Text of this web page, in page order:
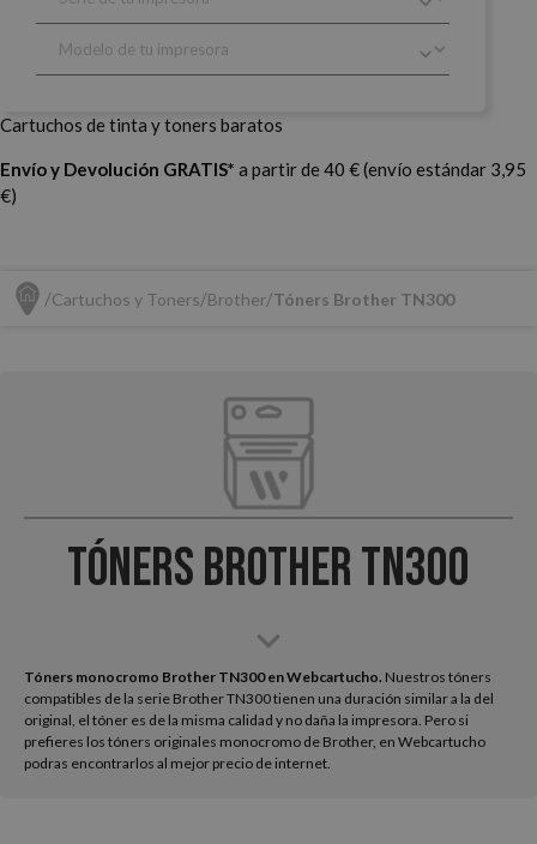
Cartuchos de tinta y toners baratos
Envío y Devolución GRATIS* a partir de 40 € (envío estándar 3,95
€)
Cartuchos y Toners Brother Tóners Brother TN300
Tóners Brother TN300
Tóners monocromo Brother TN300 en Webcartucho. Nuestros tóners
compatibles de la serie Brother TN300 tienen una duración similar a la del
original, el tóner es de la misma calidad y no daña la impresora. Pero si
prefieres los tóners originales monocromo de Brother, en Webcartucho
podras encontrarlos al mejor precio de internet.